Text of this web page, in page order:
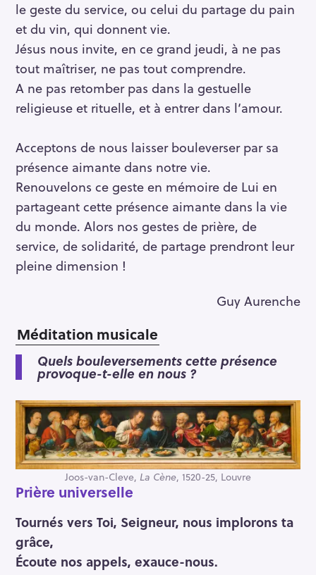
le geste du service, ou celui du partage du pain
et du vin, qui donnent vie.
Jésus nous invite, en ce grand jeudi, à ne pas
tout maîtriser, ne pas tout comprendre.
A ne pas retomber pas dans la gestuelle
religieuse et rituelle, et à entrer dans l‘amour.
Acceptons de nous laisser bouleverser par sa
présence aimante dans notre vie.
Renouvelons ce geste en mémoire de Lui en
partageant cette présence aimante dans la vie
du monde. Alors nos gestes de prière, de
service, de solidarité, de partage prendront leur
pleine dimension !
Guy Aurenche
Méditation musicale
Quels bouleversements cette présence
provoque-t-elle en nous ?
Joos-van-Cleve, La Cène, 1520-25, Louvre
Prière universelle
Tournés vers Toi, Seigneur, nous implorons ta
grâce,
Écoute nos appels, exauce-nous.